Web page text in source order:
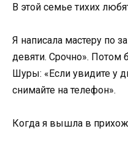
В этой семье тихих
Я написала мастеру по
девяти. Срочно». Потом
Шуры: «Если увидите у
снимайте на телефон».
Когда я вышла в